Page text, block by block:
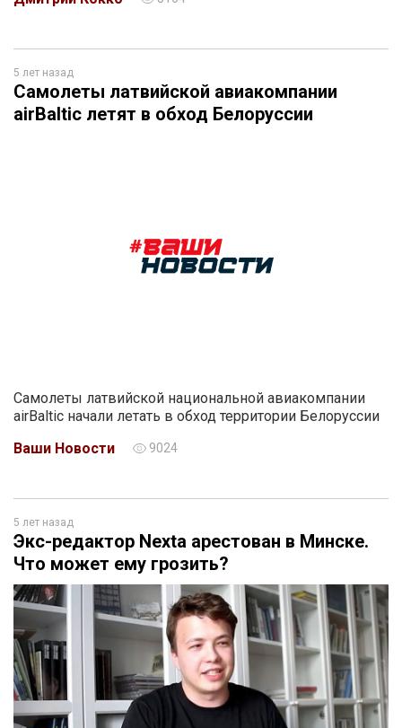
5 лет назад
Самолеты латвийской авиакомпании
airBaltic летят в обход Белоруссии
Cамолеты латвийской национальной авиакомпании
airBaltic начали летать в обход территории Белоруссии
Ваши Новости
9024
5 лет назад
Экс-редактор Nexta арестован в Минске.
Что может ему грозить?